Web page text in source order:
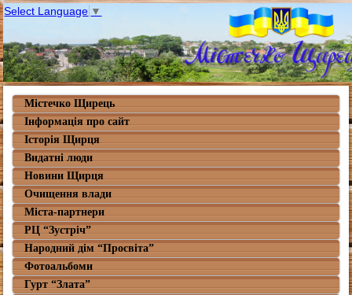
Select Language ▼
Містечко Щирець
Інформація про сайт
Історія Щирця
Видатні люди
Новини Щирця
Очищення влади
Міста-партнери
РЦ “Зустріч”
Народний дім “Просвіта”
Фотоальбоми
Гурт “Злата”